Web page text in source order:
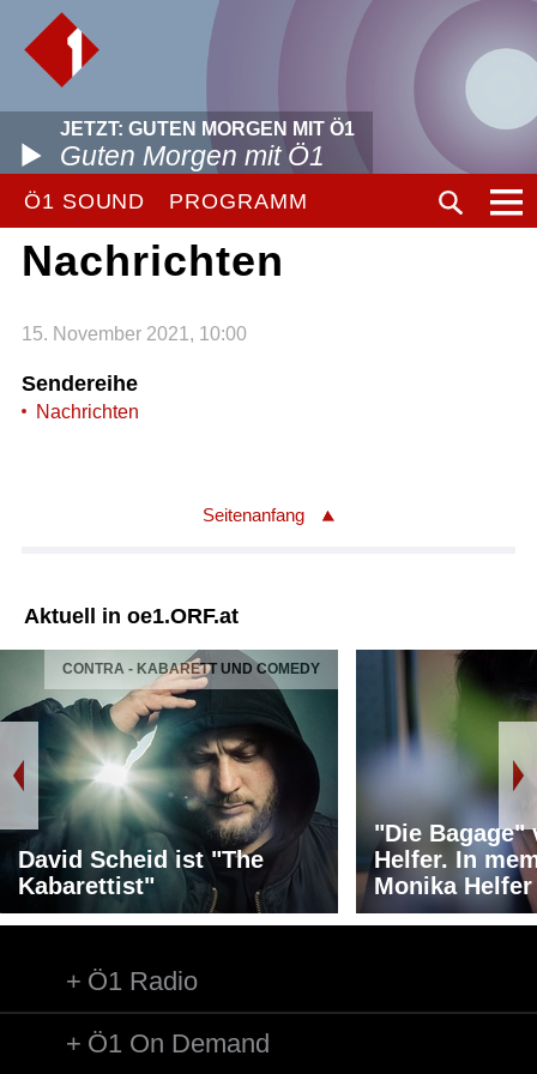
JETZT: GUTEN MORGEN MIT Ö1
Guten Morgen mit Ö1
Ö1 SOUND PROGRAMM
Nachrichten
15. November 2021, 10:00
Sendereihe
Nachrichten
Seitenanfang
Aktuell in oe1.ORF.at
CONTRA - KABARETT UND COMEDY
David Scheid ist "The
Kabarettist"
"Die Bagage"
Helfer. In
Monika Helfer
Ö1 Radio
Ö1 On Demand